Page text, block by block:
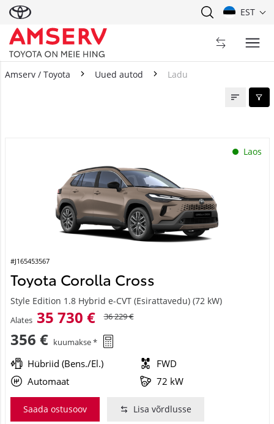
EST
Amserv / Toyota Uued autod Ladu
Laos
#J165453567
Toyota Corolla Cross
Style Edition 1.8 Hybrid e-CVT (Esirattavedu) (72 kW)
Alates 35 730 € 36 229 €
356 € kuumakse *
Hübriid (Bens./El.)
FWD
Automaat
72 kW
Saada ostusoov Lisa võrdlusse